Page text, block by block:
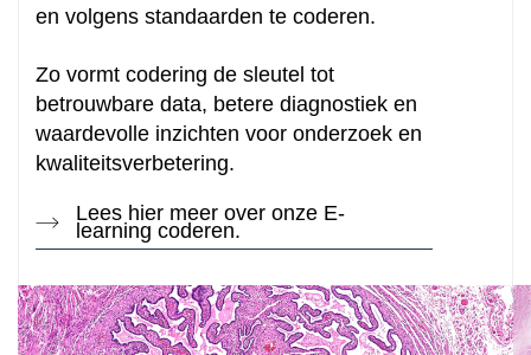
en volgens standaarden te coderen.
Zo vormt codering de sleutel tot
betrouwbare data, betere diagnostiek en
waardevolle inzichten voor onderzoek en
kwaliteitsverbetering.
Lees hier meer over onze E-
learning coderen.